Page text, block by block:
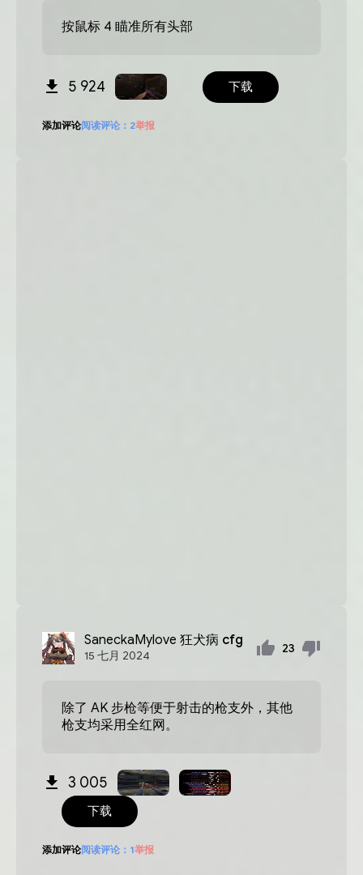
按鼠标 4 瞄准所有头部
5 924 下载
添加评论阅读评论： 2举报
SaneckaMylove 狂犬病 cfg
15 七月 2024
23
除了 AK 步枪等便于射击的枪支外，其他
枪支均采用全红网。
3 005
下载
添加评论阅读评论： 1举报